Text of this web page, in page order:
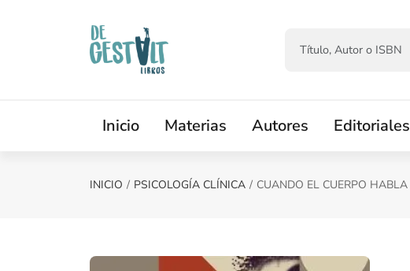
Inicio Materias Autores Editoriales
INICIO PSICOLOGÍA CLÍNICA CUANDO EL CUERPO HABLA